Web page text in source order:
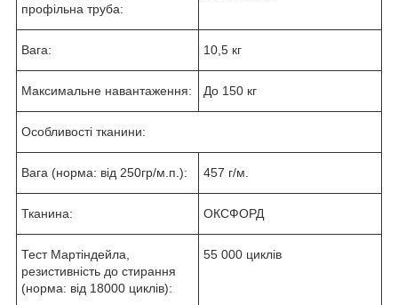
профільна труба:
Вага: 10,5 кг
Максимальне навантаження: До 150 кг
Особливості тканини:
Вага (норма: від 250гр/м.п.): 457 г/м.
Тканина: ОКСФОРД
Тест Мартіндейла,
резистивність до стирання
(норма: від 18000 циклів):
55 000 циклів